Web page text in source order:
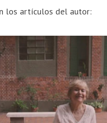
los artículos del autor: